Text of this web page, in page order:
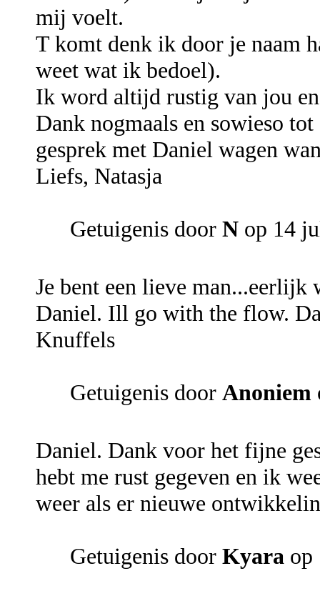
mij voelt.
T komt denk ik door je naam
weet wat ik bedoel).
Ik word altijd rustig van jou
Dank nogmaals en sowieso
gesprek met Daniel wagen
Liefs, Natasja
Getuigenis door N op 14
Je bent een lieve man...eerlijk
Daniel. Ill go with the flow.
Knuffels
Getuigenis door Anoniem
Daniel. Dank voor het fijne
hebt me rust gegeven en ik
weer als er nieuwe
Getuigenis door Kyara op